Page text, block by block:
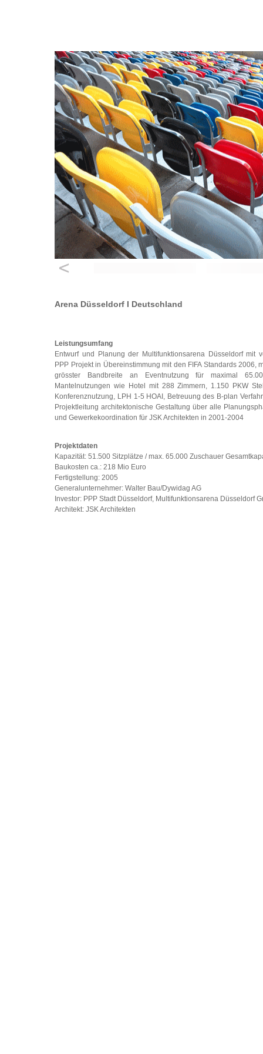
Arena Düsseldorf I Deutschland
Leistungsumfang
Entwurf und Planung der Multifunktionsarena Düsseldorf mit
PPP Projekt in Übereinstimmung mit den FIFA Standards 2006,
grösster Bandbreite an Eventnutzung für maximal
Mantelnutzungen wie Hotel mit 288 Zimmern, 1.150 PKW
Konferenznutzung, LPH 1-5 HOAI, Betreuung des B-plan
Projektleitung architektonische Gestaltung über alle
und Gewerkekoordination für JSK Architekten in 2001-2004
Projektdaten
Kapazität: 51.500 Sitzplätze / max. 65.000 Zuschauer
Baukosten ca.: 218 Mio Euro
Fertigstellung: 2005
Generalunternehmer: Walter Bau/Dywidag AG
Investor: PPP Stadt Düsseldorf, Multifunktionsarena Düsseldorf
Architekt: JSK Architekten